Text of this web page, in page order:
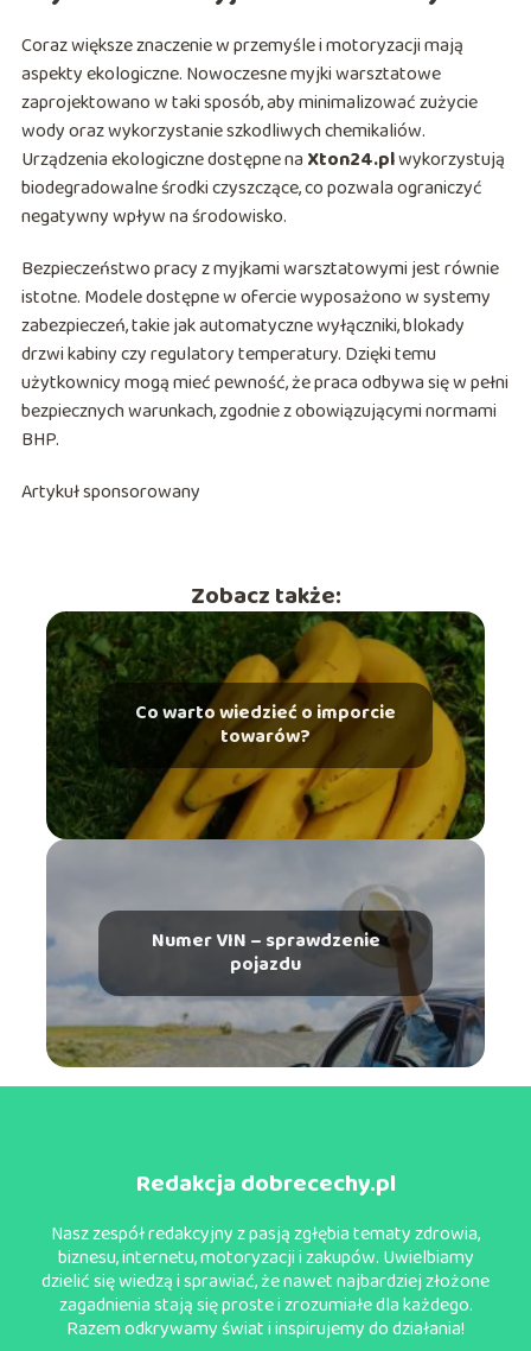
Coraz większe znaczenie w przemyśle i motoryzacji mają
aspekty ekologiczne. Nowoczesne myjki warsztatowe
zaprojektowano w taki sposób, aby minimalizować zużycie
wody oraz wykorzystanie szkodliwych chemikaliów.
Urządzenia ekologiczne dostępne na Xton24.plwykorzystują
biodegradowalne środki czyszczące, co pozwala ograniczyć
negatywny wpływ na środowisko.
Bezpieczeństwo pracy z myjkami warsztatowymi jest równie
istotne. Modele dostępne w ofercie wyposażono w systemy
zabezpieczeń, takie jak automatyczne wyłączniki, blokady
drzwi kabiny czy regulatory temperatury. Dzięki temu
użytkownicy mogą mieć pewność, że praca odbywa się w pełni
bezpiecznych warunkach, zgodnie z obowiązującymi normami
BHP.
Artykuł sponsorowany
Zobacz także:
Co warto wiedzieć o imporcie
towarów?
Numer VIN – sprawdzenie
pojazdu
Redakcja dobrecechy.pl
Nasz zespół redakcyjny z pasją zgłębia tematy zdrowia,
biznesu, internetu, motoryzacji i zakupów. Uwielbiamy
dzielić się wiedzą i sprawiać, że nawet najbardziej złożone
zagadnienia stają się proste i zrozumiałe dla każdego.
Razem odkrywamy świat i inspirujemy do działania!